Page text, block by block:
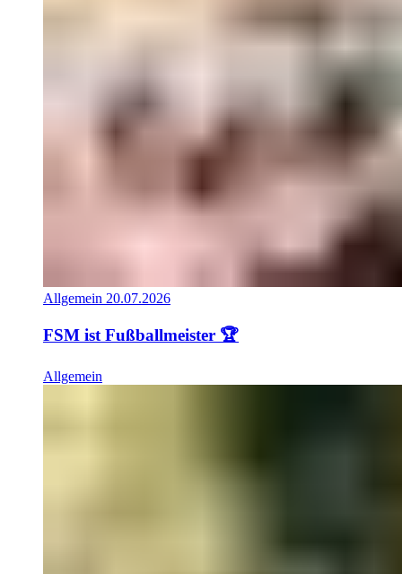
Allgemein 20.07.2026
FSM ist Fußballmeister 🏆
Allgemein